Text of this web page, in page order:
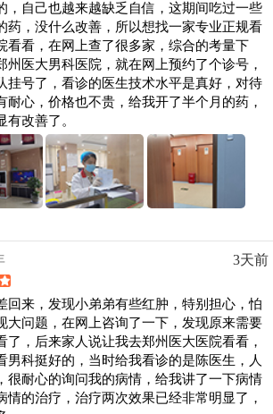
，自己也越来越缺乏自信，这期间吃过一些
药，没什么改善，所以想找一家专业正规看
看看，在网上查了很多家，综合的考量下
州医大男科医院，就在网上预约了个诊号，
挂号了，看诊的医生技术水平是真好，对待
耐心，价格也不贵，给我开了半个月的药，
有改善了。
3天前
回来，发现小弟弟有些红肿，特别担心，怕
大问题，在网上咨询了一下，发现原来需要
了，后来家人说让我去郑州医大医院看看，
男科挺好的，当时给我看诊的是陈医生，人
很耐心的询问我的病情，给我讲了一下病情
情的治疗，治疗两次效果已经非常明显了，